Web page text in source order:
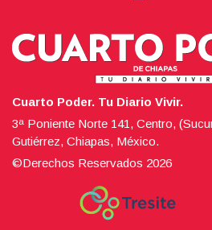
Cuarto Poder. Tu Diario Vivir.
3ª Poniente Norte 141, Centro,
Gutiérrez, Chiapas, México.
©Derechos Reservados 2026